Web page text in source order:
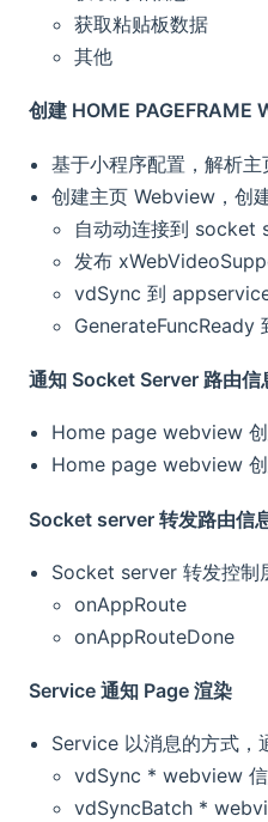
获取粘贴板数据
其他
创建 HOME PAGEFRAME
基于小程序配置，解析主
创建主页 Webview，创
自动动连接到 socket
发布
vdSync 到
GenerateFuncReady
通知 Socket Server 路由信
Home page webview
Home page webview
Socket server 转发路由信
Socket server 转发控制
onAppRoute
onAppRouteDone
Service 通知 Page 渲染
Service 以消息的方式，
vdSync * webview
vdSyncBatch *